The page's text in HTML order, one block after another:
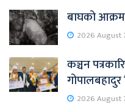
बाघको
2026 August
कञ्चन
गोपालबहादुर
2026 August